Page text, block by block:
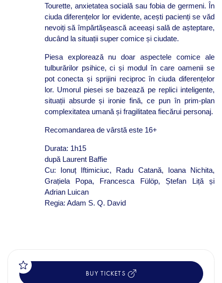
Tourette, anxietatea socială sau fobia de germeni. În
ciuda diferențelor lor evidente, acești pacienți se văd
nevoiți să împărtășească aceeași sală de așteptare,
ducând la situații super comice și ciudate.
Piesa explorează nu doar aspectele comice ale
tulburărilor psihice, ci și modul în care oamenii se
pot conecta și sprijini reciproc în ciuda diferențelor
lor. Umorul piesei se bazează pe replici inteligente,
situații absurde și ironie fină, ce pun în prim-plan
complexitatea umană și fragilitatea fiecărui personaj.
Recomandarea de vârstă este 16+
Durata: 1h15
după Laurent Baffie
Cu: Ionuț Iftimiciuc, Radu Catană, Ioana Nichita,
Grațiela Popa, Francesca Fülöp, Ștefan Liță și
Adrian Luican
Regia: Adam S. Q. David
BUY TICKETS